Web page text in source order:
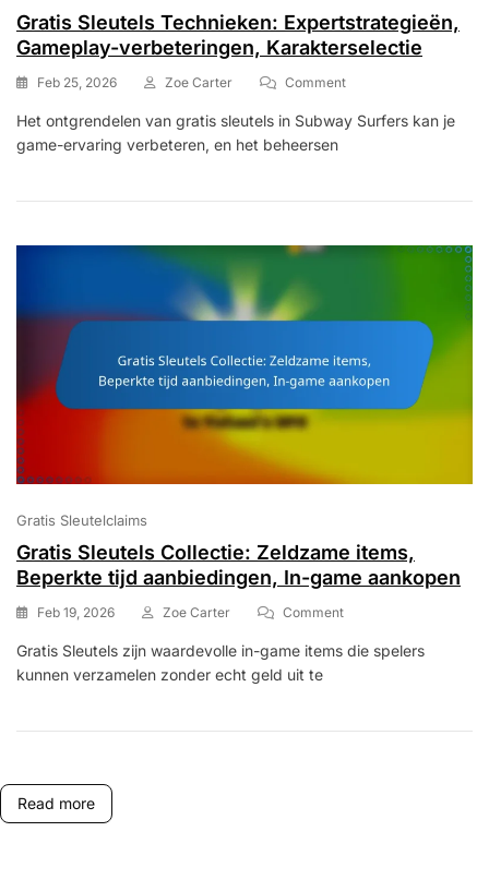
Gratis Sleutels Technieken: Expertstrategieën,
Gameplay-verbeteringen, Karakterselectie
Feb 25, 2026 Zoe Carter CommentOn
Sleutels
Verbeteringen,
Het ontgrendelen van gratis sleutels in Subway Surfers kan je
game-ervaring verbeteren, en het beheersen
Gratis Sleutelclaims
Gratis Sleutels Collectie: Zeldzame items,
Beperkte tijd aanbiedingen, In-game aankopen
Feb 19, 2026 Zoe Carter CommentOn
Sleutels
Beperkte
Gratis Sleutels zijn waardevolle in-game items die spelers
kunnen verzamelen zonder echt geld uit te
Read more